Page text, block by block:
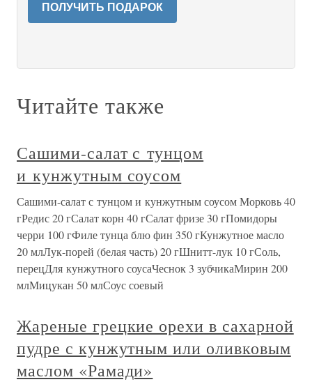
ПОЛУЧИТЬ ПОДАРОК
Читайте также
Сашими-салат с тунцом
и кунжутным соусом
Сашими-салат с тунцом и кунжутным соусом Морковь 40
гРедис 20 гСалат корн 40 гСалат фризе 30 гПомидоры
черри 100 гФиле тунца блю фин 350 гКунжутное масло
20 млЛук-порей (белая часть) 20 гШнитт-лук 10 гСоль,
перецДля кунжутного соусаЧеснок 3 зубчикаМирин 200
млМицукан 50 млСоус соевый
Жареные грецкие орехи в сахарной
пудре с кунжутным или оливковым
маслом «Рамади»